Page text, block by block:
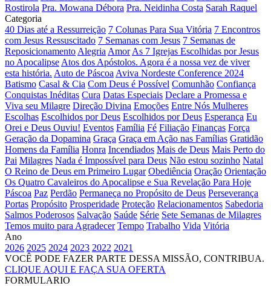
Rostirola Pra. Mowana Débora Pra. Neidinha Costa Sarah Raquel
Categoria
40 Dias até a Ressurreição 7 Colunas Para Sua Vitória 7 Encontros
com Jesus Ressuscitado 7 Semanas com Jesus 7 Semanas de
Reposicionamento Alegria Amor As 7 Igrejas Escolhidas por Jesus
no Apocalipse Atos dos Apóstolos. Agora é a nossa vez de viver
esta história. Auto de Páscoa Aviva Nordeste Conference 2024
Batismo Casal & Cia Com Deus é Possível Comunhão Confiança
Conquistas Inéditas Cura Datas Especiais Declare a Promessa e
Viva seu Milagre Direção Divina Emoções Entre Nós Mulheres
Escolhas Escolhidos por Deus Escolhidos por Deus Esperança Eu
Orei e Deus Ouviu! Eventos Família Fé Filiação Finanças Força
Geração da Dopamina Graça Graça em Ação nas Famílias Gratidão
Homens da Família Honra Incendiados Mais de Deus Mais Perto do
Pai Milagres Nada é Impossível para Deus Não estou sozinho Natal
O Reino de Deus em Primeiro Lugar Obediência Oração Orientação
Os Quatro Cavaleiros do Apocalipse e Sua Revelação Para Hoje
Páscoa Paz Perdão Permaneça no Propósito de Deus Perseverança
Portas Propósito Prosperidade Proteção Relacionamentos Sabedoria
Salmos Poderosos Salvação Saúde Série Sete Semanas de Milagres
Temos muito para Agradecer Tempo Trabalho Vida Vitória
Ano
2026 2025 2024 2023 2022 2021
VOCÊ PODE FAZER PARTE DESSA MISSÃO, CONTRIBUA.
CLIQUE AQUI E FAÇA SUA OFERTA
FORMULARIO